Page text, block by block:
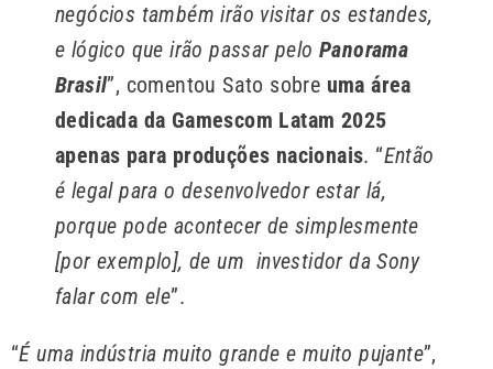
negócios também irão visitar os estandes,
e lógico que irão passar pelo Panorama
Brasil”, comentou Sato sobre uma área
dedicada da Gamescom Latam 2025
apenas para produções nacionais. “Então
é legal para o desenvolvedor estar lá,
porque pode acontecer de simplesmente
[por exemplo], de um investidor da Sony
falar com ele”.
“É uma indústria muito grande e muito pujante”,